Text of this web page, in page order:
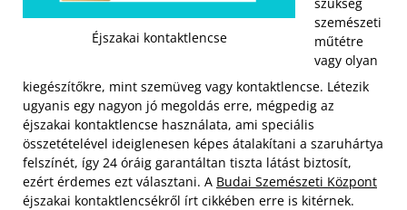
Éjszakai kontaktlencse
szemészeti
műtétre
vagy olyan
kiegészítőkre, mint szemüveg vagy kontaktlencse. Létezik
ugyanis egy nagyon jó megoldás erre, mégpedig az
éjszakai kontaktlencse használata, ami speciális
összetételével ideiglenesen képes átalakítani a szaruhártya
felszínét, így 24 óráig garantáltan tiszta látást biztosít,
ezért érdemes ezt választani. A Budai Szemészeti Központ
éjszakai kontaktlencsékről írt cikkében erre is kitérnek.